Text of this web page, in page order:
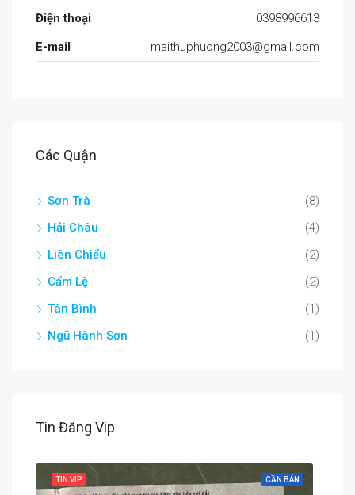
Điện thoại
0398996613
E-mail
maithuphuong2003@gmail.com
Các Quận
Sơn Trà
(8)
Hải Châu
(4)
Liên Chiểu
(2)
Cẩm Lệ
(2)
Tân Bình
(1)
Ngũ Hành Sơn
(1)
Tin Đăng Vip
CẦN BÁN
TIN VIP